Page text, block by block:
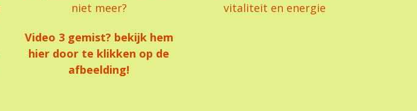
niet meer?
Video 3 gemist? bekijk hem
hier door te klikken op de
afbeelding!
vitaliteit en energie